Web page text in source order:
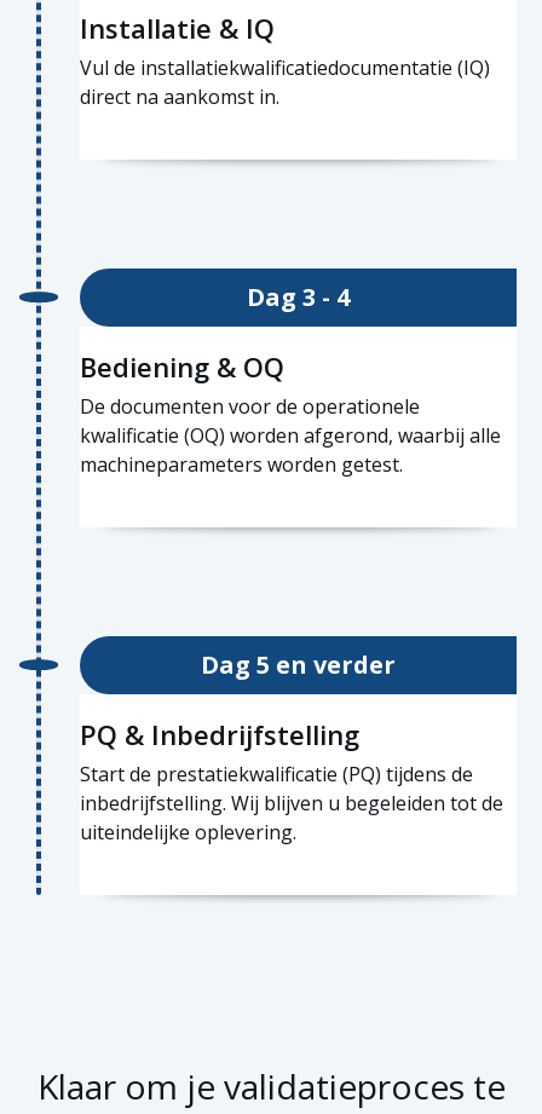
Installatie & IQ
Vul de installatiekwalificatiedocumentatie (IQ)
direct na aankomst in.
Dag 3 - 4
Bediening & OQ
De documenten voor de operationele
kwalificatie (OQ) worden afgerond, waarbij alle
machineparameters worden getest.
Dag 5 en verder
PQ & Inbedrijfstelling
Start de prestatiekwalificatie (PQ) tijdens de
inbedrijfstelling. Wij blijven u begeleiden tot de
uiteindelijke oplevering.
Klaar om je validatieproces te